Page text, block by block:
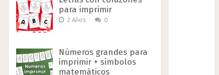
para imprimir
2 Años 0
Números grandes para
imprimir + símbolos
matemáticos